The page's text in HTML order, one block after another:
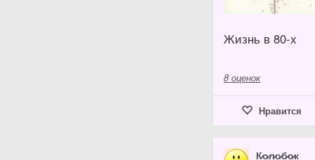
Жизнь в 80-х
8 оценок
Нравится
К̷о̷л̷о̷б̷о̷к